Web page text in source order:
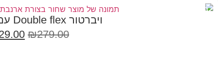
במבצע
ויברטור Double flex עם אפליקציה
₪279.00